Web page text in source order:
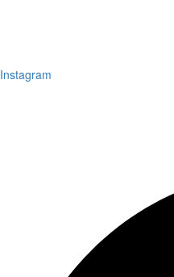
Instagram